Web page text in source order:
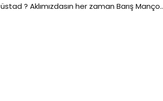
? Aklımızdasın her zaman Barış Manço..